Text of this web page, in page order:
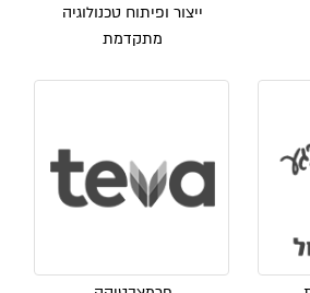
ייצור ופיתוח טכנולוגיה
מתקדמת